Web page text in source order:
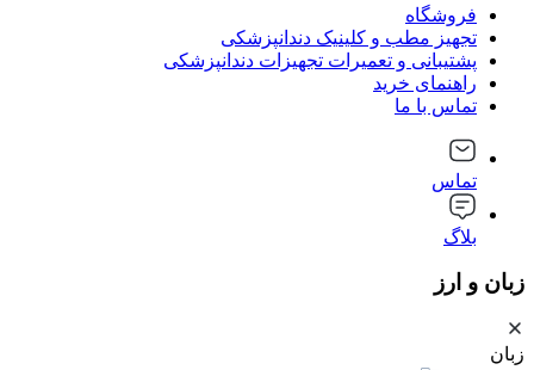
فروشگاه
تجهیز مطب و کلینیک دندانپزشکی
پشتیبانی و تعمیرات تجهیزات دندانپزشکی
راهنمای خرید
تماس با ما
تماس
بلاگ
زبان و ارز
زبان